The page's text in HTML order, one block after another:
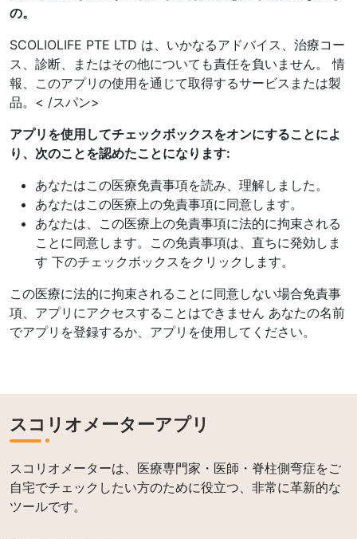
の。
SCOLIOLIFE PTE LTD は、いかなるアドバイス、 治療コー
ス、診断、またはその他についても責任を負いません。 情
報、 このアプリの使用を通じて取得するサービスまたは製
品。< /スパン>
アプリを使用してチェックボックスをオンにすることによ
り、 次のことを認めたことになります:
あなたはこの医療免責事項を読み、理解しました。
あなたはこの医療上の免責事項に同意します。
あなたは、この医療上の免責事項に法的に拘束される
ことに同意します。 この免責事項は、直ちに発効しま
す 下のチェックボックスをクリックします。
この医療に法的に拘束されることに同意しない場合免責事
項、アプリにアクセスすることはできません あなたの名前
でアプリを登録するか、アプリを使用してください。
スコリオメーターアプリ
スコリオメーターは、医療専門家・医師・脊柱側弯症をご
自宅でチェックしたい方のために役立つ、非常に革新的な
ツールです。